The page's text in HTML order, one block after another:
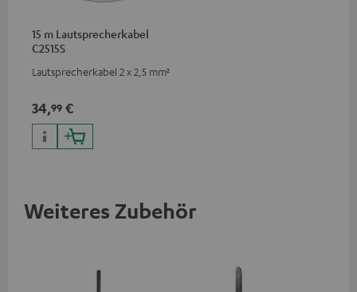
15 m Lautsprecherkabel
C2515S
Lautsprecherkabel 2 x 2,5 mm²
34,99 €
Weiteres Zubehör